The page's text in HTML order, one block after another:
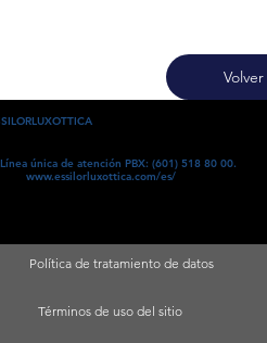
Volver
Política de tratamiento de datos
Términos de uso del sitio
Línea única de atención PBX: (601) 518 80
www.essilorluxottica.com/es/